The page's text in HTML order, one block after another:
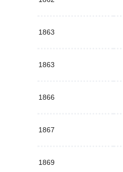
1863
1863
1866
1867
1869